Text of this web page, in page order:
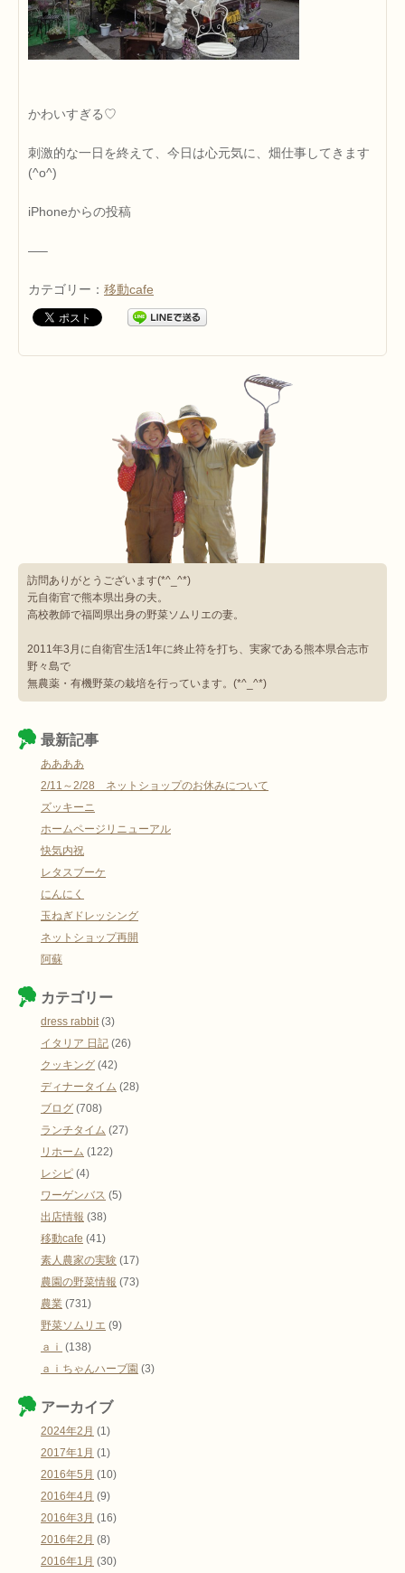
かわいすぎる♡
刺激的な一日を終えて、今日は心元気に、畑仕事してきます
(^o^)
iPhoneからの投稿
—–
カテゴリー： 移動cafe
訪問ありがとうございます(*^_^*)
元自衛官で熊本県出身の夫。
高校教師で福岡県出身の野菜ソムリエの妻。
2011年3月に自衛官生活1年に終止符を打ち、実家である熊本県合志市
野々島で
無農薬・有機野菜の栽培を行っています。(*^_^*)
最新記事
ああああ
2/11～2/28 ネットショップのお休みについて
ズッキーニ
ホームページリニューアル
快気内祝
レタスブーケ
にんにく
玉ねぎドレッシング
ネットショップ再開
阿蘇
カテゴリー
dress rabbit (3)
イタリア 日記 (26)
クッキング (42)
ディナータイム (28)
ブログ (708)
ランチタイム (27)
リホーム (122)
レシピ (4)
ワーゲンバス (5)
出店情報 (38)
移動cafe (41)
素人農家の実験 (17)
農園の野菜情報 (73)
農業 (731)
野菜ソムリエ (9)
ａｉ (138)
ａｉちゃんハーブ園 (3)
アーカイブ
2024年2月 (1)
2017年1月 (1)
2016年5月 (10)
2016年4月 (9)
2016年3月 (16)
2016年2月 (8)
2016年1月 (30)